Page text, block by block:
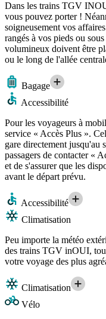
Dans les trains TGV
vous pouvez porter !
soigneusement vos
rangés à vos pieds ou
volumineux doivent être
ou le long de l'allée
Bagage
Accessibilité
Pour les voyageurs à
service « Accès Plus ».
gare directement jusqu'au
passagers de contacter «
et de s'assurer que les
avant le départ prévu.
Accessibilité
Climatisation
Peu importe la météo
des trains TGV inOUI,
votre voyage des plus
Climatisation
Vélo